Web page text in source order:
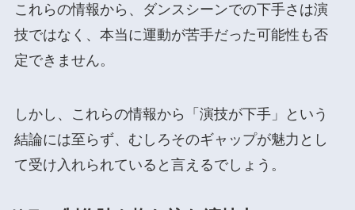
これらの情報から、ダンスシーンでの下手さは演
技ではなく、本当に運動が苦手だった可能性も否
定できません。
しかし、これらの情報から「演技が下手」という
結論には至らず、むしろそのギャップが魅力とし
て受け入れられていると言えるでしょう。